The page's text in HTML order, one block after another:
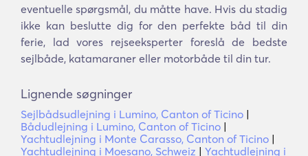
eventuelle spørgsmål, du måtte have. Hvis du stadig
ikke kan beslutte dig for den perfekte båd til din
ferie, lad vores rejseeksperter foreslå de bedste
sejlbåde, katamaraner eller motorbåde til din tur.
Lignende søgninger
Sejlbådsudlejning i Lumino, Canton of Ticino |
Bådudlejning i Lumino, Canton of Ticino |
Yachtudlejning i Monte Carasso, Canton of Ticino |
Yachtudlejning i Moesano, Schweiz | Yachtudlejning i